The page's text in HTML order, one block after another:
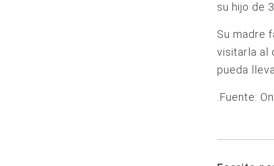
su hijo de
Su madre
visitarla al
pueda
.Fuente: